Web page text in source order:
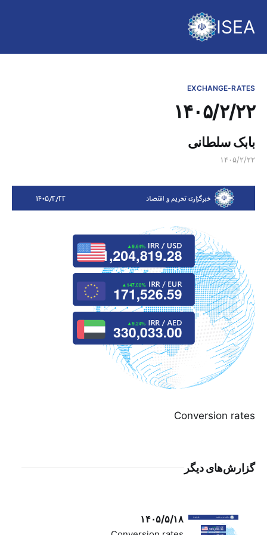
ISEA
EXCHANGE-RATES
۱۴۰۵/۲/۲۲
بابک سلطانی
۱۴۰۵/۲/۲۲
Conversion rates
گزارش‌های دیگر
۱۴۰۵/۵/۱۸